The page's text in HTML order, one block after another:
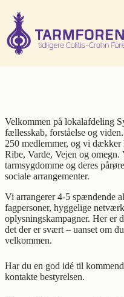
indhold
Velkommen på lokalafdeling
fællesskab, forståelse og
250 medlemmer, og vi
Ribe, Varde, Vejen og omegn.
tarmsygdomme og deres
sociale arrangementer.
Vi arrangerer 4-5 spændende
fagpersoner, hyggelige
oplysningskampagner. Her er
det der er svært – uanset om
velkommen.
Har du en god idé til
kontakte bestyrelsen.